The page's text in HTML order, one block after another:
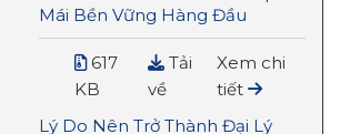
Mái Bền Vững Hàng Đầu
617
KB
Tải
về
Xem chi
tiết
Lý Do Nên Trở Thành Đại Lý